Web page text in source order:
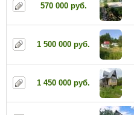
570 000 руб.
1 500 000 руб.
1 450 000 руб.